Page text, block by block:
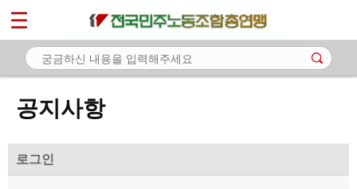
공지사항
로그인
마이페이지
소개
- 공지사항
- 성명·보도